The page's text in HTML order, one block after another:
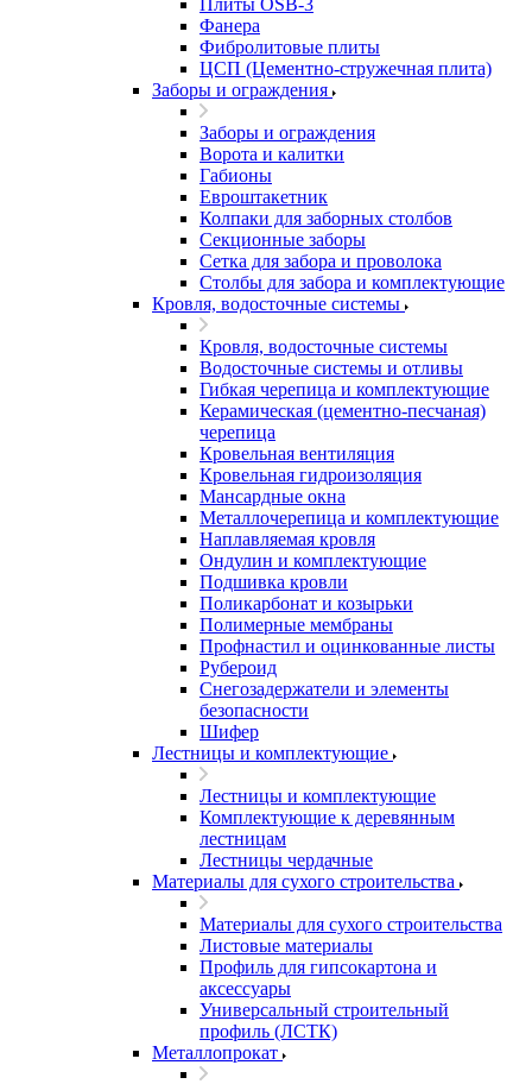
Плиты OSB-3
Фанера
Фибролитовые плиты
ЦСП (Цементно-стружечная плита)
Заборы и ограждения
Заборы и ограждения
Ворота и калитки
Габионы
Евроштакетник
Колпаки для заборных столбов
Секционные заборы
Сетка для забора и проволока
Столбы для забора и комплектующие
Кровля, водосточные системы
Кровля, водосточные системы
Водосточные системы и отливы
Гибкая черепица и комплектующие
Керамическая (цементно-песчаная)
черепица
Кровельная вентиляция
Кровельная гидроизоляция
Мансардные окна
Металлочерепица и комплектующие
Наплавляемая кровля
Ондулин и комплектующие
Подшивка кровли
Поликарбонат и козырьки
Полимерные мембраны
Профнастил и оцинкованные листы
Рубероид
Снегозадержатели и элементы
безопасности
Шифер
Лестницы и комплектующие
Лестницы и комплектующие
Комплектующие к деревянным
лестницам
Лестницы чердачные
Материалы для сухого строительства
Материалы для сухого строительства
Листовые материалы
Профиль для гипсокартона и
аксессуары
Универсальный строительный
профиль (ЛСТК)
Металлопрокат